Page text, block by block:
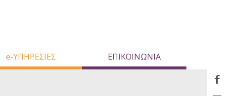
e-ΥΠΗΡΕΣΙΕΣ ΕΠΙΚΟΙΝΩΝΙΑ